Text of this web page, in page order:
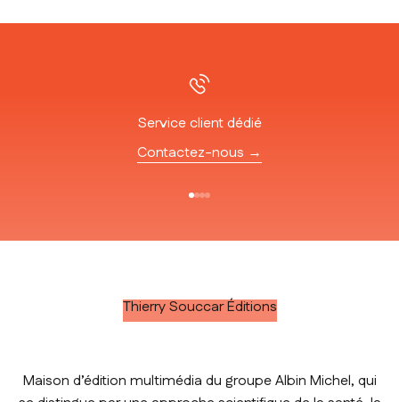
Service client dédié
Contactez-nous →
Thierry Souccar Éditions
Maison d’édition multimédia du groupe Albin Michel, qui